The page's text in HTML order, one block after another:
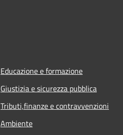
Educazione e formazione
Giustizia e sicurezza pubblica
Tributi,finanze e contravvenzioni
Ambiente